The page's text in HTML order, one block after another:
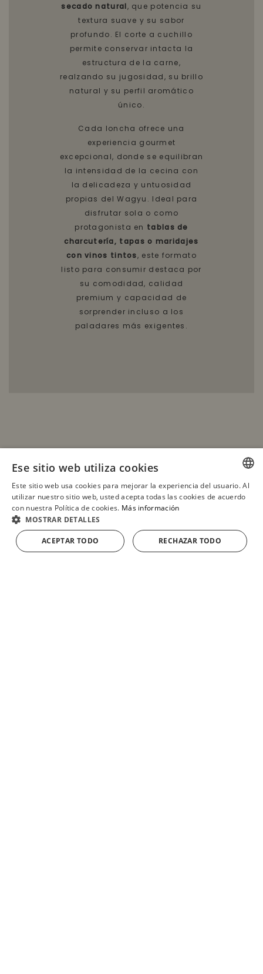
AÑADIR A LA CESTA
secado natural, que potencia su
textura suave y su sabor
profundo. El corte a cuchillo
permite conservar intacta la
estructura de la carne,
realzando su jugosidad, su brillo
natural y su perfil aromático
único.
Cada loncha ofrece una
experiencia gourmet
excepcional, donde se equilibran
la intensidad de la cecina con
la delicadeza y untuosidad
propias del Wagyu. Ideal para
disfrutar sola o como
protagonista en tablas de
charcutería, tapas o maridajes
con vinos tintos, este formato
listo para consumir destaca por
su comodidad, calidad
premium y capacidad de
sorprender incluso a los
paladares más exigentes.
Ver mas productos de
Loncheados
SPANISH
FRENCH
GERMAN
Ese sitio web utiliza cookies
Este sitio web usa cookies para mejorar la experiencia del usuario. Al
utilizar nuestro sitio web, usted acepta todas las cookies de acuerdo
con nuestra Política de cookies. Más información
MOSTRAR DETALLES
ACEPTAR TODO RECHAZAR TODO